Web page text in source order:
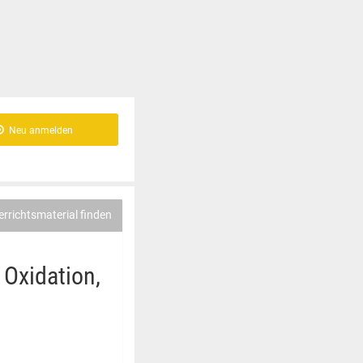
Neu anmelden
finden